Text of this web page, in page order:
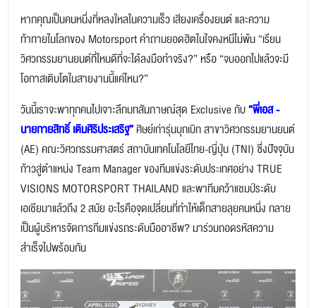
หากคุณเป็นคนหนึ่งที่หลงใหลในความเร็ว เสียงเครื่องยนต์ และความ
ท้าทายในโลกของ Motorsport คำถามยอดฮิตในใจคงหนีไม่พ้น “เรียน
วิศวกรรมยานยนต์ที่ไหนดีที่จะได้ลงมือทำจริง?” หรือ “จบออกไปแล้วจะมี
โอกาสเติบโตในสายงานนี้แค่ไหน?”
วันนี้เราจะพาทุกคนไปเจาะลึกบทสัมภาษณ์สุด Exclusive กับ“พี่เอส -
นายกายสิทธิ์ เติมศิริประเสริฐ”ศิษย์เก่ารุ่นบุกเบิก สาขาวิศวกรรมยานยนต์
(AE) คณะวิศวกรรมศาสตร์ สถาบันเทคโนโลยีไทย-ญี่ปุ่น (TNI) ซึ่งปัจจุบัน
ก้าวสู่ตำแหน่ง Team Manager ของทีมแข่งระดับประเทศอย่าง TRUE
VISIONS MOTORSPORT THAILAND และพาทีมคว้าแชมป์ระดับ
เอเชียมาแล้วถึง 2 สมัย อะไรคือจุดเปลี่ยนที่ทำให้เด็กสายลุยคนหนึ่ง กลาย
เป็นผู้บริหารจัดการทีมแข่งรถระดับมืออาชีพ? มาร่วมถอดรหัสความ
สำเร็จไปพร้อมกัน